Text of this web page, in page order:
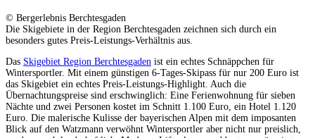
© Bergerlebnis Berchtesgaden
Die Skigebiete in der Region Berchtesgaden zeichnen sich durch ein
besonders gutes Preis-Leistungs-Verhältnis aus.
Das Skigebiet Region Berchtesgaden ist ein echtes Schnäppchen für
Wintersportler. Mit einem günstigen 6-Tages-Skipass für nur 200 Euro ist
das Skigebiet ein echtes Preis-Leistungs-Highlight. Auch die
Übernachtungspreise sind erschwinglich: Eine Ferienwohnung für sieben
Nächte und zwei Personen kostet im Schnitt 1.100 Euro, ein Hotel 1.120
Euro. Die malerische Kulisse der bayerischen Alpen mit dem imposanten
Blick auf den Watzmann verwöhnt Wintersportler aber nicht nur preislich,